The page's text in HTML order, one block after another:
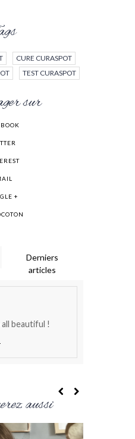
CURE CURASPOT
TEST CURASPOT
sur
+
Derniers
articles
beautiful !
aussi